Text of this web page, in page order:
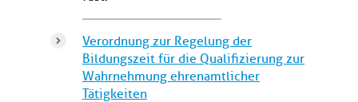
Verordnung zur Regelung der
Bildungszeit für die Qualifizierung zur
Wahrnehmung ehrenamtlicher
Tätigkeiten